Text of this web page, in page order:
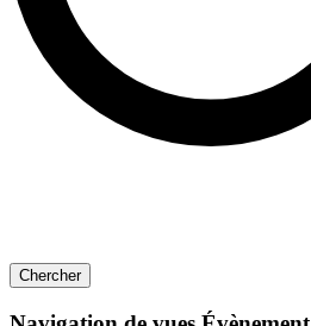
Chercher